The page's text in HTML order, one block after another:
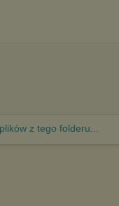
z tego folderu...